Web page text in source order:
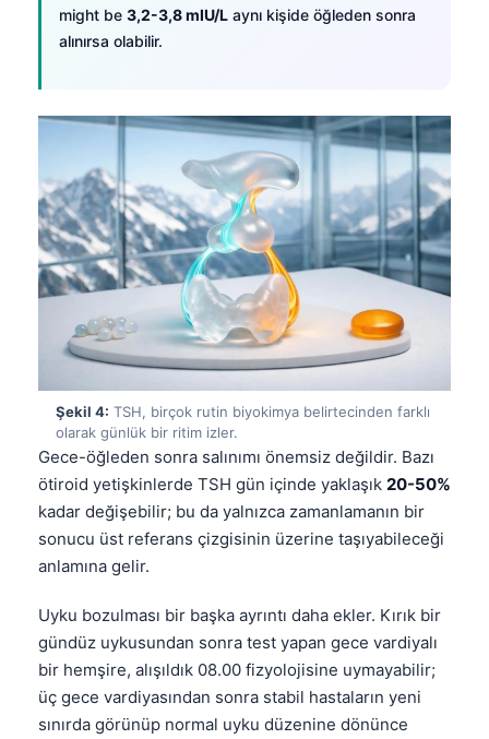
might be 3,2-3,8 mIU/L aynı kişide öğleden sonra
alınırsa olabilir.
Şekil 4: TSH, birçok rutin biyokimya belirtecinden farklı
olarak günlük bir ritim izler.
Gece-öğleden sonra salınımı önemsiz değildir. Bazı
ötiroid yetişkinlerde TSH gün içinde yaklaşık 20-50%
kadar değişebilir; bu da yalnızca zamanlamanın bir
sonucu üst referans çizgisinin üzerine taşıyabileceği
anlamına gelir.
Uyku bozulması bir başka ayrıntı daha ekler. Kırık bir
gündüz uykusundan sonra test yapan gece vardiyalı
bir hemşire, alışıldık 08.00 fizyolojisine uymayabilir;
üç gece vardiyasından sonra stabil hastaların yeni
sınırda görünüp normal uyku düzenine dönünce